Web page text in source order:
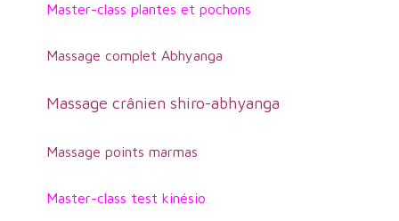
Master-class plantes et pochons
Massage complet Abhyanga
Massage crânien shiro-abhyanga
Massage points marmas
Master-class test kinésio